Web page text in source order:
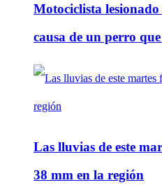
Motociclista
causa de un perro que
Las lluvias de este
38 mm en la región